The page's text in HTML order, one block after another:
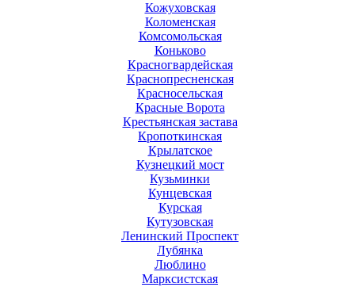
Кожуховская
Коломенская
Комсомольская
Коньково
Красногвардейская
Краснопресненская
Красносельская
Красные Ворота
Крестьянская застава
Кропоткинская
Крылатское
Кузнецкий мост
Кузьминки
Кунцевская
Курская
Кутузовская
Ленинский Проспект
Лубянка
Люблино
Марксистская